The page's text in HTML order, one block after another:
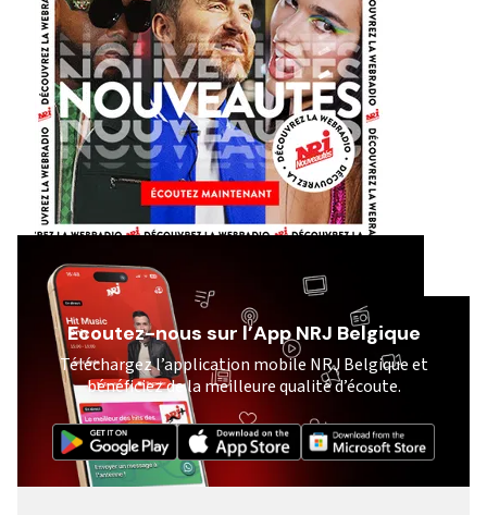
Ecoutez-nous sur l’App NRJ Belgique
Téléchargez l’application mobile NRJ Belgique et
bénéficiez de la meilleure qualité d’écoute.